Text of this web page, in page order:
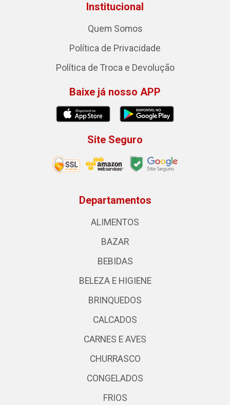
Institucional
Quem Somos
Política de Privacidade
Política de Troca e Devolução
Baixe já nosso APP
Site Seguro
Departamentos
ALIMENTOS
BAZAR
BEBIDAS
BELEZA E HIGIENE
BRINQUEDOS
CALCADOS
CARNES E AVES
CHURRASCO
CONGELADOS
FRIOS